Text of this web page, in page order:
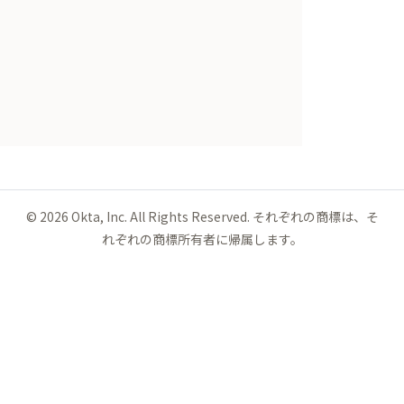
© 2026 Okta, Inc. All Rights Reserved. それぞれの商標は、そ
れぞれの商標所有者に帰属します。